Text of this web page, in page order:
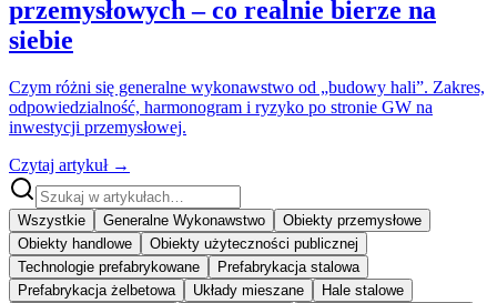
przemysłowych – co realnie bierze na
siebie
Czym różni się generalne wykonawstwo od „budowy hali”. Zakres,
odpowiedzialność, harmonogram i ryzyko po stronie GW na
inwestycji przemysłowej.
Czytaj artykuł →
Wszystkie Generalne Wykonawstwo
Obiekty przemysłowe
Obiekty handlowe
Obiekty użyteczności publicznej
Technologie prefabrykowane
Prefabrykacja stalowa
Prefabrykacja żelbetowa
Układy mieszane
Hale stalowe